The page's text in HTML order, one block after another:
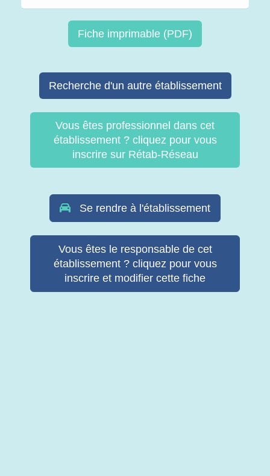
Fiche imprimable (PDF)
Recherche d'un autre établissement
Vous êtes professionnel dans cet
établissement ? cliquez pour vous
inscrire sur Rétab-Réseau
Se rendre à l'établissement
Vous êtes le responsable de cet
établissement ? cliquez pour vous
inscrire et modifier cette fiche